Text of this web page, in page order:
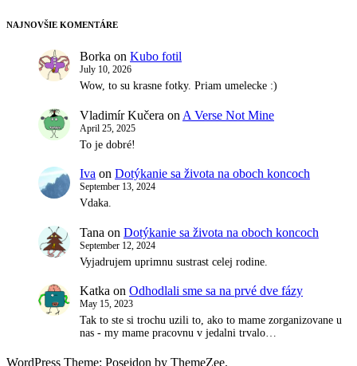
NAJNOVŠIE KOMENTÁRE
Borka on Kubo fotil
July 10, 2026
Wow, to su krasne fotky. Priam umelecke :)
Vladimír Kučera on A Verse Not Mine
April 25, 2025
To je dobré!
Iva on Dotýkanie sa života na oboch koncoch
September 13, 2024
Vdaka.
Tana on Dotýkanie sa života na oboch koncoch
September 12, 2024
Vyjadrujem uprimnu sustrast celej rodine.
Katka on Odhodlali sme sa na prvé dve fázy
May 15, 2023
Tak to ste si trochu uzili to, ako to mame zorganizovane u
nas - my mame pracovnu v jedalni trvalo…
WordPress Theme: Poseidon by ThemeZee.